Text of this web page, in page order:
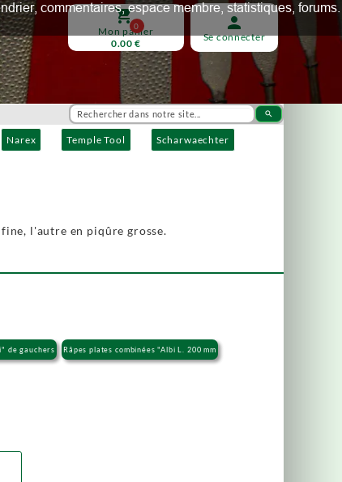
search
Narex Temple Tool
Scharwaechter
person
Se connecter
shopping_cart
0
Mon panier
0.00 €
l'autre en piqûre grosse.
de gauchers Râpes plates combinées "Albi L. 200 mm
commentaires, espace membre, statistiques, forums.